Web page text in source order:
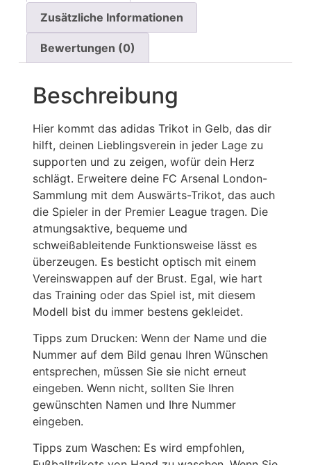
Zusätzliche Informationen
Bewertungen (0)
Beschreibung
Hier kommt das adidas Trikot in Gelb, das dir
hilft, deinen Lieblingsverein in jeder Lage zu
supporten und zu zeigen, wofür dein Herz
schlägt. Erweitere deine FC Arsenal London-
Sammlung mit dem Auswärts-Trikot, das auch
die Spieler in der Premier League tragen. Die
atmungsaktive, bequeme und
schweißableitende Funktionsweise lässt es
überzeugen. Es besticht optisch mit einem
Vereinswappen auf der Brust. Egal, wie hart
das Training oder das Spiel ist, mit diesem
Modell bist du immer bestens gekleidet.
Tipps zum Drucken: Wenn der Name und die
Nummer auf dem Bild genau Ihren Wünschen
entsprechen, müssen Sie sie nicht erneut
eingeben. Wenn nicht, sollten Sie Ihren
gewünschten Namen und Ihre Nummer
eingeben.
Tipps zum Waschen: Es wird empfohlen,